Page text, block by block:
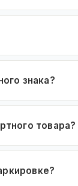
знака?
товара?